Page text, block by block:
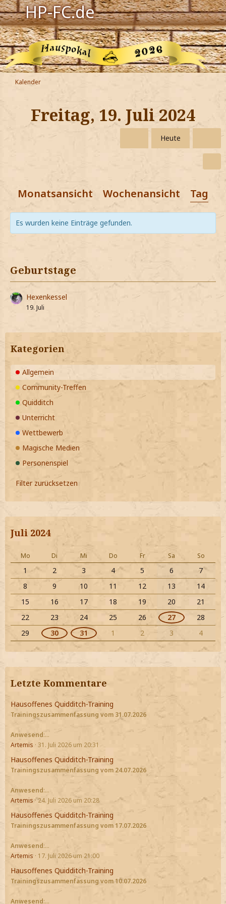
HP-FC.de
Navigation
Harry Potter
Der HP-FC
Hogwarts
Zauberwelt
Jetzt Fanclub-Mitglied werden!
Kalender
Freitag, 19. Juli 2024
Heute
Monatsansicht Wochenansicht
Es wurden keine Einträge gefunden.
Geburtstage
Hexenkessel
19. Juli
Kategorien
Allgemein
Community-Treffen
Quidditch
Unterricht
Wettbewerb
Magische Medien
Personenspiel
Filter zurücksetzen
Juli 2024
Mo Di Mi Do Fr Sa So
1 2 3 4 5 6
7
8
9 10 11 12 13
14
15
16 17 18 19 20
21
22
23 24 25 26 27
28
29
30 31 1 2 3 4
Letzte Kommentare
Hausoffenes Quidditch-Training
Trainingszusammenfassung vom 31.07.2026
Anwesend:…
Artemis 31. Juli 2026 um 20:31
Hausoffenes Quidditch-Training
Trainingszusammenfassung vom 24.07.2026
Anwesend:…
Artemis 24. Juli 2026 um 20:28
Hausoffenes Quidditch-Training
Trainingszusammenfassung vom 17.07.2026
Anwesend:…
Artemis
17. Juli 2026 um 21:00
Hausoffenes Quidditch-Training
Trainingszusammenfassung vom 10.07.2026
Anwesend:…